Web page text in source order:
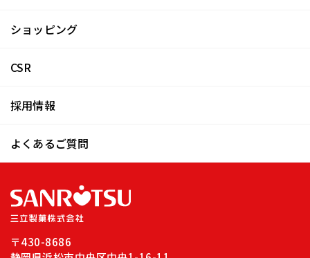
ショッピング
CSR
採用情報
よくあるご質問
〒430-8686